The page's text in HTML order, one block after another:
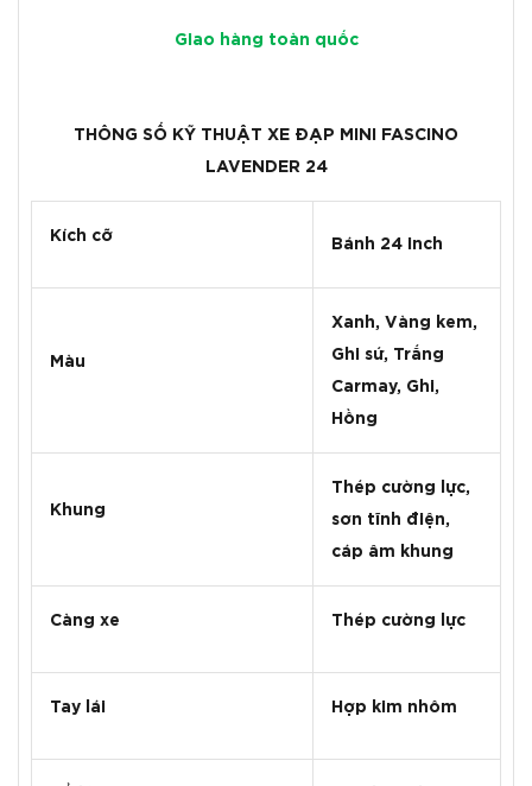
Giao hàng toàn quốc
THÔNG SỐ KỸ THUẬT XE ĐẠP MINI FASCINO
LAVENDER 24
Kích cỡ
Bánh 24 inch
Màu
Xanh, Vàng kem,
Ghi sứ, Trắng
Carmay, Ghi,
Hồng
Khung
Thép cường lực,
sơn tĩnh điện,
cáp âm khung
Càng xe Thép cường lực
Tay lái Hợp kim nhôm